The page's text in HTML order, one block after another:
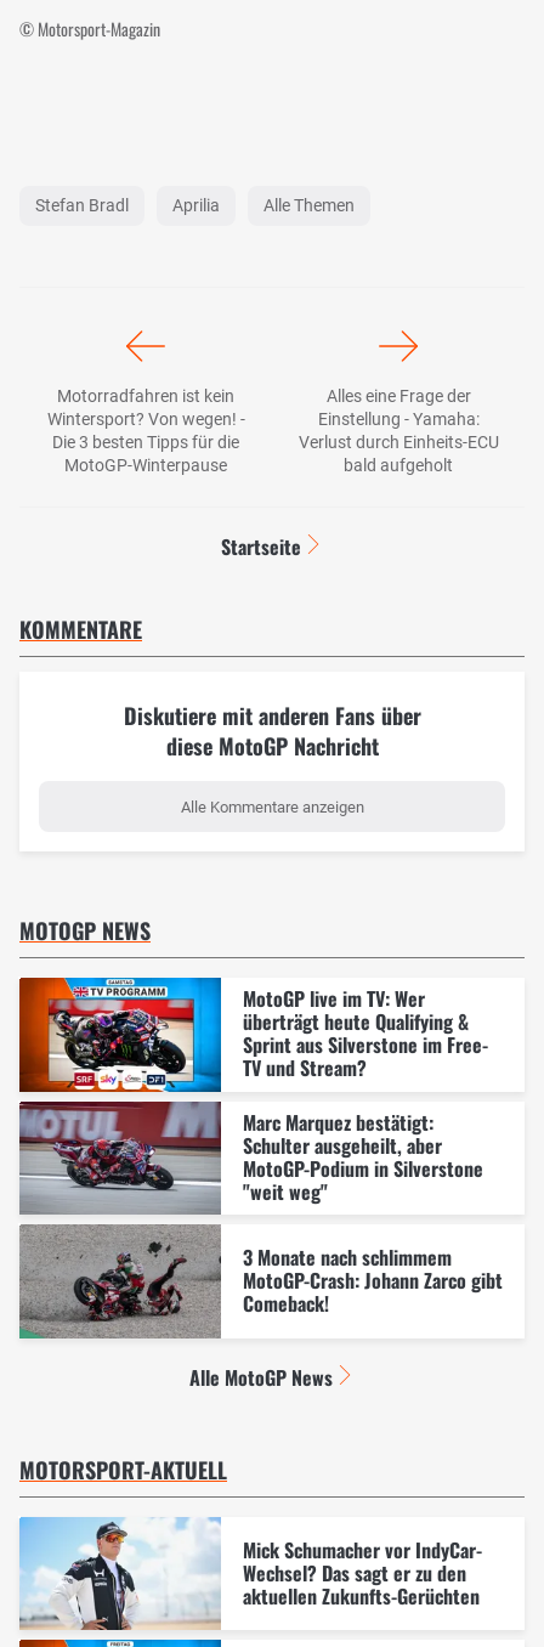
© Motorsport-Magazin
Stefan Bradl Aprilia Alle Themen
Motorradfahren ist kein
Wintersport? Von wegen! -
Die 3 besten Tipps für die
MotoGP-Winterpause
Alles eine Frage der
Einstellung - Yamaha:
Verlust durch Einheits-ECU
bald aufgeholt
Startseite
KOMMENTARE
Diskutiere mit anderen Fans über
diese MotoGP Nachricht
Alle Kommentare anzeigen
MOTOGP NEWS
MotoGP live im TV: Wer
überträgt heute Qualifying &
Sprint aus Silverstone im Free-
TV und Stream?
Marc Marquez bestätigt:
Schulter ausgeheilt, aber
MotoGP-Podium in Silverstone
"weit weg"
3 Monate nach schlimmem
MotoGP-Crash: Johann Zarco gibt
Comeback!
Alle MotoGP News
MOTORSPORT-AKTUELL
Mick Schumacher vor IndyCar-
Wechsel? Das sagt er zu den
aktuellen Zukunfts-Gerüchten